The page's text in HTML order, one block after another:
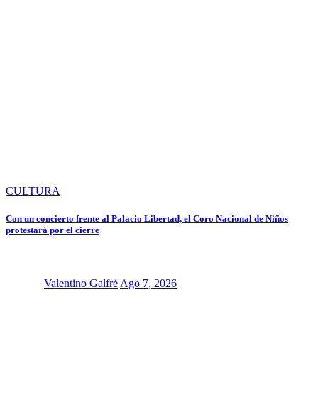
CULTURA
Con un concierto frente al Palacio Libertad, el Coro Nacional de Niños
protestará por el cierre
Valentino GalfréAgo 7, 2026